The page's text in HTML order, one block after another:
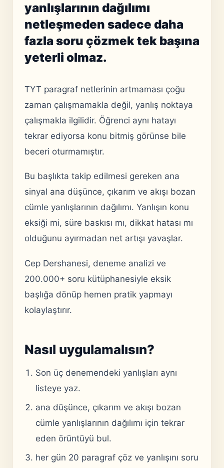
yanlışlarının dağılımı
netleşmeden sadece daha
fazla soru çözmek tek başına
yeterli olmaz.
TYT paragraf netlerinin artmaması çoğu
zaman çalışmamakla değil, yanlış noktaya
çalışmakla ilgilidir. Öğrenci aynı hatayı
tekrar ediyorsa konu bitmiş görünse bile
beceri oturmamıştır.
Bu başlıkta takip edilmesi gereken ana
sinyal ana düşünce, çıkarım ve akışı bozan
cümle yanlışlarının dağılımı. Yanlışın konu
eksiği mi, süre baskısı mı, dikkat hatası mı
olduğunu ayırmadan net artışı yavaşlar.
Cep Dershanesi, deneme analizi ve
200.000+ soru kütüphanesiyle eksik
başlığa dönüp hemen pratik yapmayı
kolaylaştırır.
Nasıl uygulamalısın?
Son üç denemendeki yanlışları aynı
listeye yaz.
ana düşünce, çıkarım ve akışı bozan
cümle yanlışlarının dağılımı için tekrar
eden örüntüyü bul.
her gün 20 paragraf çöz ve yanlışını soru